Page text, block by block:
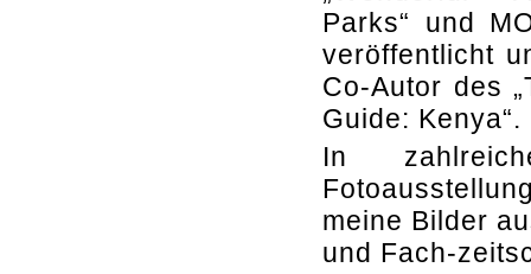
Parks“ und
veröffentlicht
Co-Autor des
Guide: Kenya“.
In
meine Bilder
und Fach-